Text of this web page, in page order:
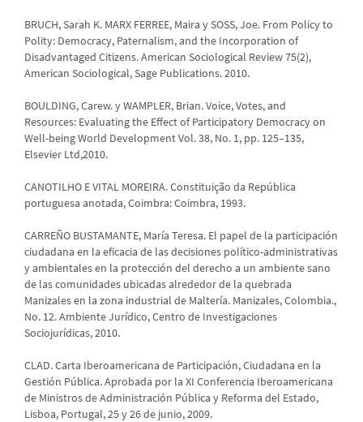
BRUCH, Sarah K. MARX FERREE, Maira y SOSS, Joe. From Policy to
Polity: Democracy, Paternalism, and the Incorporation of
Disadvantaged Citizens. American Sociological Review 75(2),
American Sociological, Sage Publications. 2010.
BOULDING, Carew. y WAMPLER, Brian. Voice, Votes, and
Resources: Evaluating the Effect of Participatory Democracy on
Well-being World Development Vol. 38, No. 1, pp. 125–135,
Elsevier Ltd,2010.
CANOTILHO E VITAL MOREIRA. Constituição da República
portuguesa anotada, Coimbra: Coimbra, 1993.
CARREÑO BUSTAMANTE, María Teresa. El papel de la participación
ciudadana en la eficacia de las decisiones político-administrativas
y ambientales en la protección del derecho a un ambiente sano
de las comunidades ubicadas alrededor de la quebrada
Manizales en la zona industrial de Maltería. Manizales, Colombia.,
No. 12. Ambiente Jurídico, Centro de Investigaciones
Sociojurídicas, 2010.
CLAD. Carta Iberoamericana de Participación, Ciudadana en la
Gestión Pública. Aprobada por la XI Conferencia Iberoamericana
de Ministros de Administración Pública y Reforma del Estado,
Lisboa, Portugal, 25 y 26 de junio, 2009.